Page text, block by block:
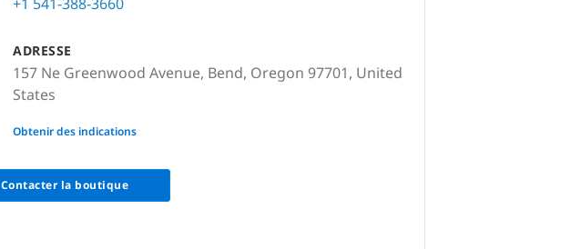
ADRESSE
157 Ne Greenwood Avenue, Bend, Oregon 97701, United
States
None
Obtenir des indications
Contacter la boutique